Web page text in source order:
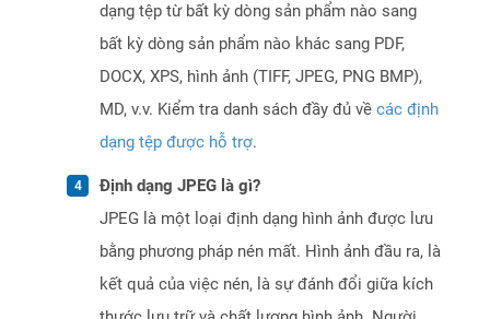
dạng tệp từ bất kỳ dòng sản phẩm nào sang
bất kỳ dòng sản phẩm nào khác sang PDF,
DOCX, XPS, hình ảnh (TIFF, JPEG, PNG BMP),
MD, v.v. Kiểm tra danh sách đầy đủ về các định
dạng tệp được hỗ trợ.
Định dạng JPEG là gì?
JPEG là một loại định dạng hình ảnh được lưu
bằng phương pháp nén mất. Hình ảnh đầu ra, là
kết quả của việc nén, là sự đánh đổi giữa kích